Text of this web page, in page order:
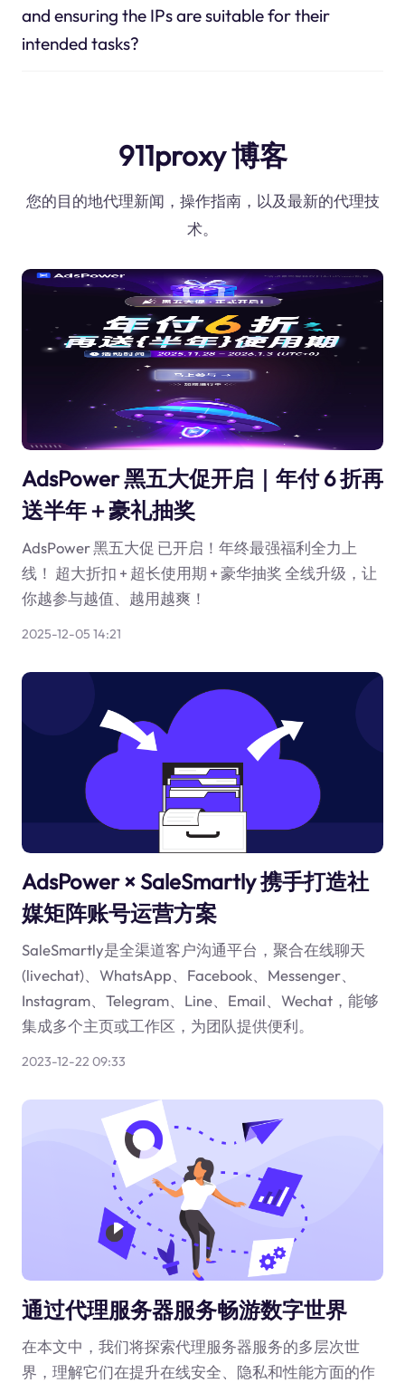
and ensuring the IPs are suitable for their
intended tasks?
911proxy 博客
您的目的地代理新闻，操作指南，以及最新的代理技
术。
AdsPower 黑五大促开启｜年付 6 折再
送半年＋豪礼抽奖
AdsPower 黑五大促 已开启！年终最强福利全力上
线！ 超大折扣 + 超长使用期 + 豪华抽奖 全线升级，让
你越参与越值、越用越爽！
2025-12-05 14:21
AdsPower × SaleSmartly 携手打造社
媒矩阵账号运营方案
SaleSmartly是全渠道客户沟通平台，聚合在线聊天
(livechat)、WhatsApp、Facebook、Messenger、
Instagram、Telegram、Line、Email、Wechat，能够
集成多个主页或工作区，为团队提供便利。
2023-12-22 09:33
通过代理服务器服务畅游数字世界
在本文中，我们将探索代理服务器服务的多层次世
界，理解它们在提升在线安全、隐私和性能方面的作